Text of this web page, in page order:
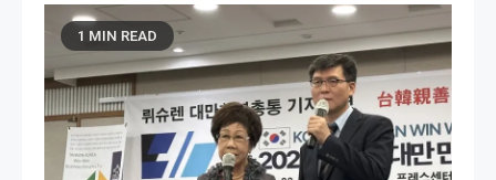
1 MIN READ